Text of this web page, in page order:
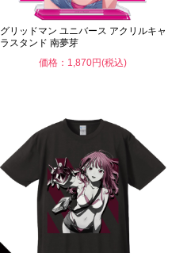
グリッドマン ユニバース アクリルキャ
ラスタンド 南夢芽
価格：1,870円(税込)